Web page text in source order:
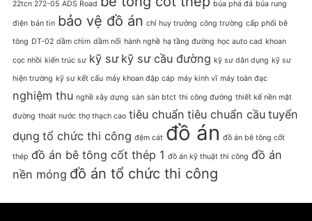
22tcn 272-05 ADS Road búa phá đá búa rung
điện bản tin bảo vệ đồ án chỉ huy trưởng công trường cấp phối bê
tông DT-02 dầm chìm dầm nổi hành nghề hạ tầng đường học auto cad khoan
cọc nhồi kiến trúc sư kỹ sư kỹ sư cầu đường kỹ sư dân dụng kỹ sư
hiện trường kỹ sư kết cấu máy khoan đập cáp máy kinh vĩ máy toàn đạc
nghiệm thu nghề xây dựng sàn sàn btct thi công đường thiết kế nền mặt
đường thoát nước thợ thạch cao tiêu chuẩn tiêu chuẩn cầu tuyển
dụng tổ chức thi công đệm cát đồ án đồ án bê tông cốt
thép đồ án bê tông cốt thép 1 đồ án kỹ thuật thi công đồ án
nền móng đồ án tổ chức thi công